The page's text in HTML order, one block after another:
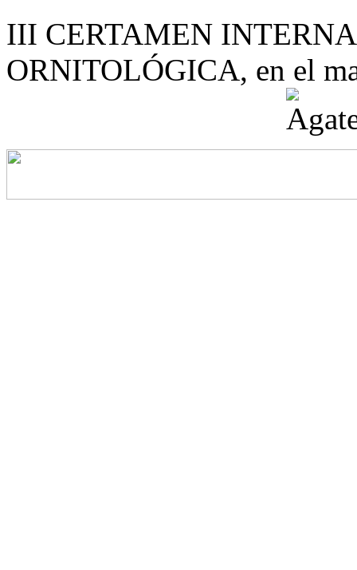
III CERTAMEN
ORNITOLÓGICA, en el